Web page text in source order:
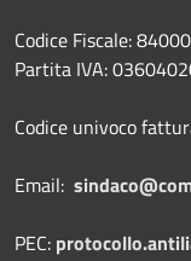
Codice Fiscale:
Partita IVA:
Codice univoco
Email:
PEC: